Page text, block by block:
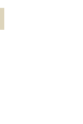
العربيّة
中文